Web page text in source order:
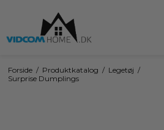
Forside / Produktkatalog / Legetøj /
Surprise Dumplings